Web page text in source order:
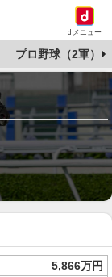
dメニュー
プロ野球（2軍）
5,866万円